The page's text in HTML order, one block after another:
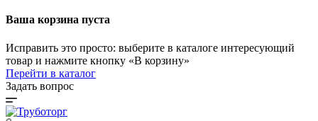
Ваша корзина пуста
Исправить это просто: выберите в каталоге интересующий
товар и нажмите кнопку «В корзину»
Перейти в каталог
Задать вопрос